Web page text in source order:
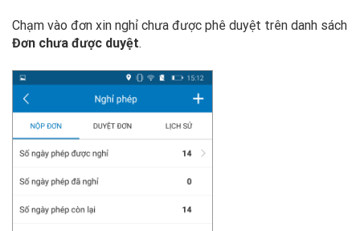
Chạm vào đơn xin nghỉ chưa được phê duyệt trên danh sách
Đơn chưa được duyệt.